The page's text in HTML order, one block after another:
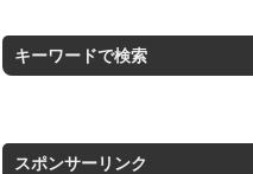
キーワードで検索
スポンサーリンク